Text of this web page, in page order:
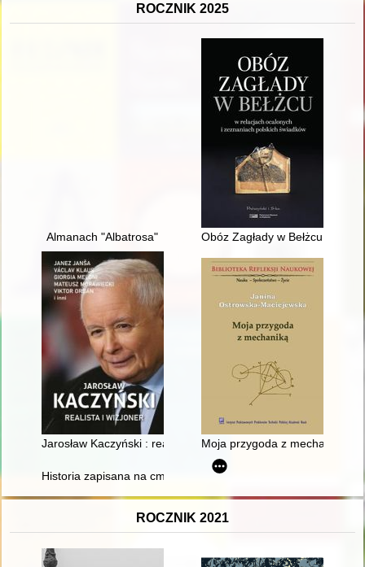
ROCZNIK 2025
Almanach "Albatrosa" Obóz Zagłady w Bełżcu : w
Jarosław Kaczyński : realista i wizjonerMoja przygoda z mechaniką :
Historia zapisana na cmentarnych kamieniach : cmentarz
ROCZNIK 2021